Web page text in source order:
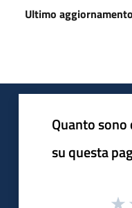
Ultimo aggiornamento
Quanto
su questa